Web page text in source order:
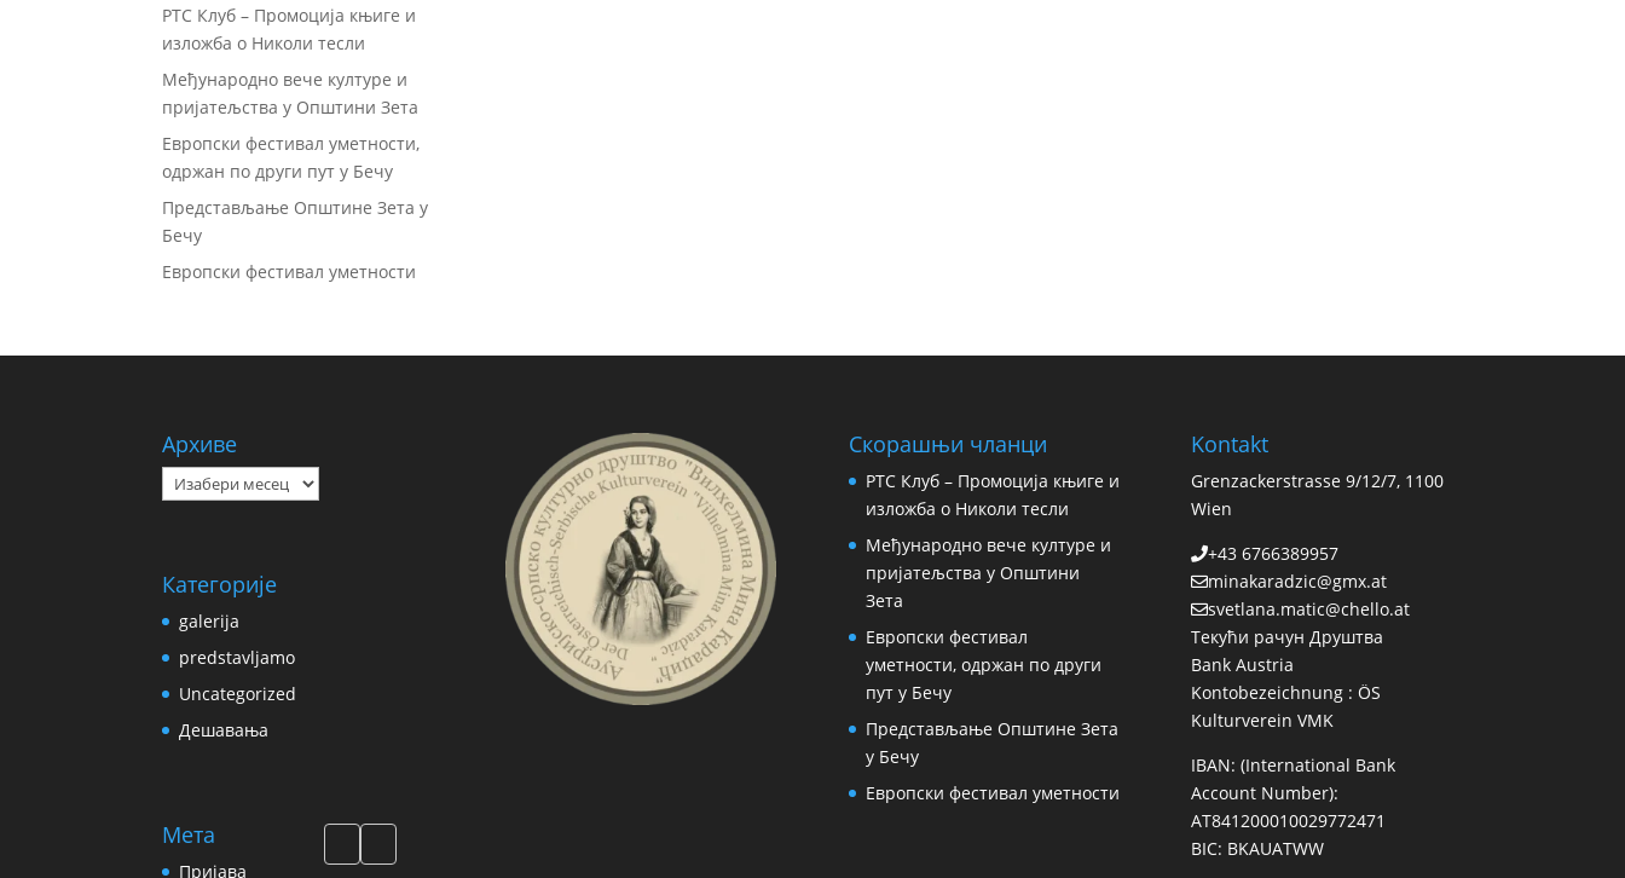
РТС Клуб – Промоција књиге и
изложба о Николи тесли
Међународно вече културе и
пријатељства у Општини Зета
Европски фестивал уметности,
одржан по други пут у Бечу
Представљање Општине Зета у
Бечу
Европски фестивал уметности
Архиве
Архиве
Категорије
galerija
predstavljamo
Uncategorized
Дешавања
Мета
Пријава
Скорашњи чланци
РТС Клуб – Промоција књиге и
изложба о Николи тесли
Међународно вече културе и
пријатељства у Општини
Зета
Европски фестивал
уметности, одржан по други
пут у Бечу
Представљање Општине Зета
у Бечу
Европски фестивал уметности
Kontakt
Grenzackerstrasse 9/12/7, 1100
Wien
+43 6766389957
minakaradzic@gmx.at
svetlana.matic@chello.at
Текући рачун Друштва
Bank Austria
Kontobezeichnung : ÖS
Kulturverein VMK
IBAN: (International Bank
Account Number):
AT841200010029772471
BIC: BKAUATWW